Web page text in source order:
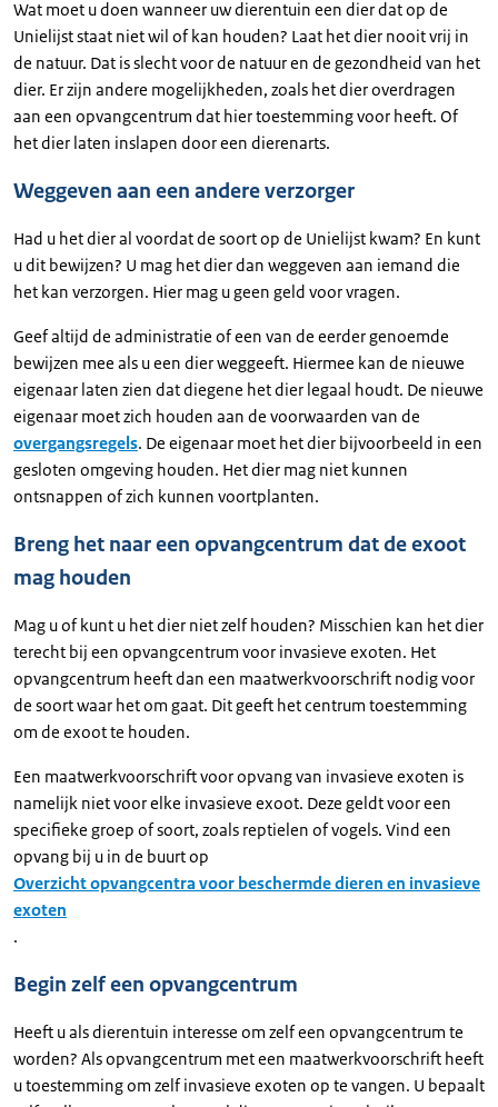
Wat moet u doen wanneer uw dierentuin een dier dat op de
Unielijst staat niet wil of kan houden? Laat het dier nooit vrij in
de natuur. Dat is slecht voor de natuur en de gezondheid van het
dier. Er zijn andere mogelijkheden, zoals het dier overdragen
aan een opvangcentrum dat hier toestemming voor heeft. Of
het dier laten inslapen door een dierenarts.
Weggeven aan een andere verzorger
Had u het dier al voordat de soort op de Unielijst kwam? En kunt
u dit bewijzen? U mag het dier dan weggeven aan iemand die
het kan verzorgen. Hier mag u geen geld voor vragen.
Geef altijd de administratie of een van de eerder genoemde
bewijzen mee als u een dier weggeeft. Hiermee kan de nieuwe
eigenaar laten zien dat diegene het dier legaal houdt. De nieuwe
eigenaar moet zich houden aan de voorwaarden van de
overgangsregels. De eigenaar moet het dier bijvoorbeeld in een
gesloten omgeving houden. Het dier mag niet kunnen
ontsnappen of zich kunnen voortplanten.
Breng het naar een opvangcentrum dat de exoot
mag houden
Mag u of kunt u het dier niet zelf houden? Misschien kan het dier
terecht bij een opvangcentrum voor invasieve exoten. Het
opvangcentrum heeft dan een maatwerkvoorschrift nodig voor
de soort waar het om gaat. Dit geeft het centrum toestemming
om de exoot te houden.
Een maatwerkvoorschrift voor opvang van invasieve exoten is
namelijk niet voor elke invasieve exoot. Deze geldt voor een
specifieke groep of soort, zoals reptielen of vogels. Vind een
opvang bij u in de buurt op
Overzicht opvangcentra voor beschermde dieren en invasieve
exoten
.
Begin zelf een opvangcentrum
Heeft u als dierentuin interesse om zelf een opvangcentrum te
worden? Als opvangcentrum met een maatwerkvoorschrift heeft
u toestemming om zelf invasieve exoten op te vangen. U bepaalt